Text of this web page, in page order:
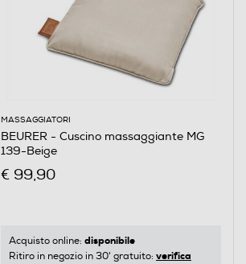
MASSAGGIATORI
BEURER - Cuscino massaggiante MG
139-Beige
€ 99,90
Acquisto online: disponibile
Ritiro in negozio in 30' gratuito: verifica